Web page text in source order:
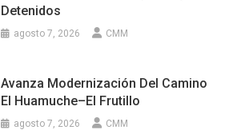
Detenidos
agosto 7, 2026 CMM
Avanza Modernización Del Camino
El Huamuche–El Frutillo
agosto 7, 2026 CMM